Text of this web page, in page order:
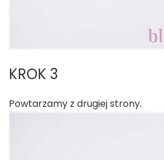
KROK 3
Powtarzamy z drugiej strony.